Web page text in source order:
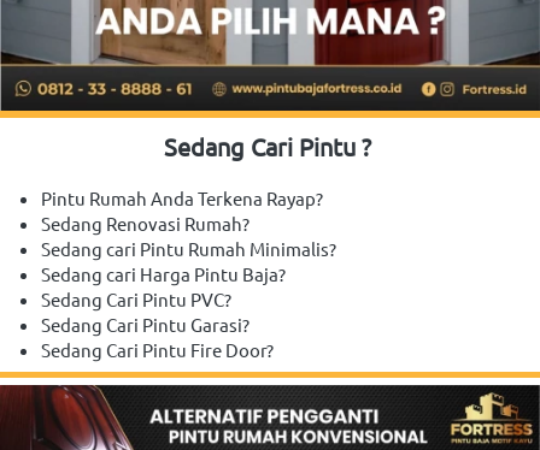
Sedang Cari Pintu ?
Pintu Rumah Anda Terkena Rayap?
Sedang Renovasi Rumah?
Sedang cari Pintu Rumah Minimalis?
Sedang cari Harga Pintu Baja?
Sedang Cari Pintu PVC?
Sedang Cari Pintu Garasi?
Sedang Cari Pintu Fire Door?